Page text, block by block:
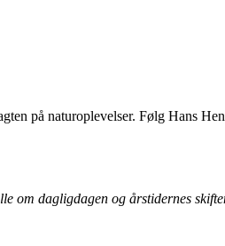
på naturoplevelser. Følg Hans
dagligdagen og årstidernes